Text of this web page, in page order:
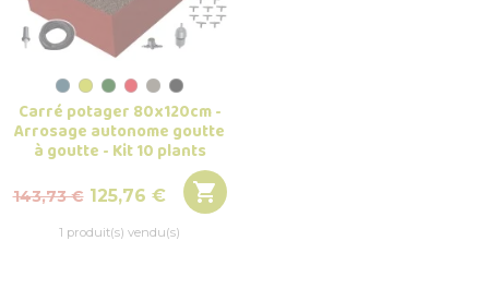
Carré potager 80x120cm -
Arrosage autonome goutte
à goutte - Kit 10 plants
Prix
143,73 € Prix
125,76 € 
1 produit(s) vendu(s)